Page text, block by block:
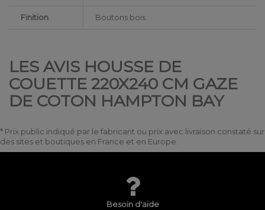
Finition Boutons bois
LES AVIS HOUSSE DE
COUETTE 220X240 CM GAZE
DE COTON HAMPTON BAY
* Prix public indiqué par le fabricant ou prix avec livraison constaté sur
des sites et boutiques en France et en Europe.
Besoin d'aide